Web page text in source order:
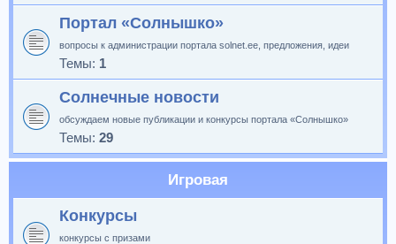
Портал «Солнышко»
вопросы к администрации портала solnet.ee, предложения, идеи
Темы: 1
Солнечные новости
обсуждаем новые публикации и конкурсы портала «Солнышко»
Темы: 29
Игровая
Конкурсы
конкурсы с призами